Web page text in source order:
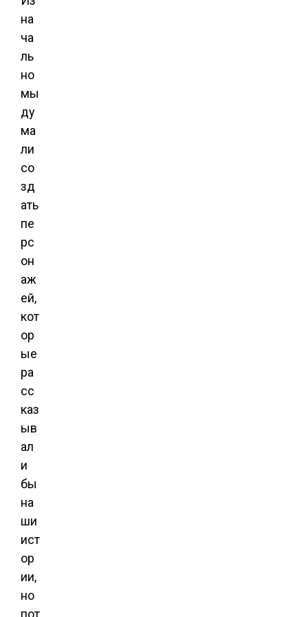
на
ча
ль
но
мы
ду
ма
ли
со
зд
ать
пе
рс
он
аж
ей,
кот
ор
ые
ра
сс
каз
ыв
ал
и
бы
на
ши
ист
ор
ии,
но
пот